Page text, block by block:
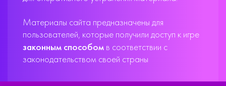
Материалы сайта предназначены для
пользователей, которые получили доступ к игре
законным способом в соответствии с
законодательством своей страны